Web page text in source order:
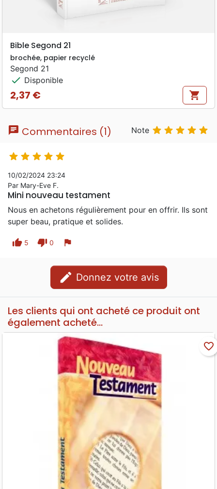
Bible Segond 21
brochée, papier recyclé
Segond 21
check Disponible
Prix
2,37 € shopping_cart
chat Commentaires (1) Note     
    
10/02/2024 23:24
Par Mary-Eve F.
Mini nouveau testament
Nous en achetons régulièrement pour en offrir. Ils sont
super beau, pratique et solides.
thumb_up 5 thumb_down 0 flag
edit Donnez votre avis
Les clients qui ont acheté ce produit ont
également acheté...
favorite_border